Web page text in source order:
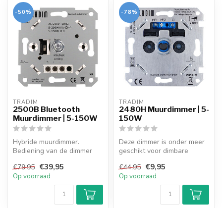
-50%
TRADIM
2500B Bluetooth
Muurdimmer | 5-150W
Hybride muurdimmer.
Bediening van de dimmer
(Bluetooth). ...
€79,95 €39,95
Op voorraad
-78%
TRADIM
2480H Muurdimmer | 5-
150W
Deze dimmer is onder meer
geschikt voor dimbare
halogeenlampen, glo...
€44,95 €9,95
Op voorraad